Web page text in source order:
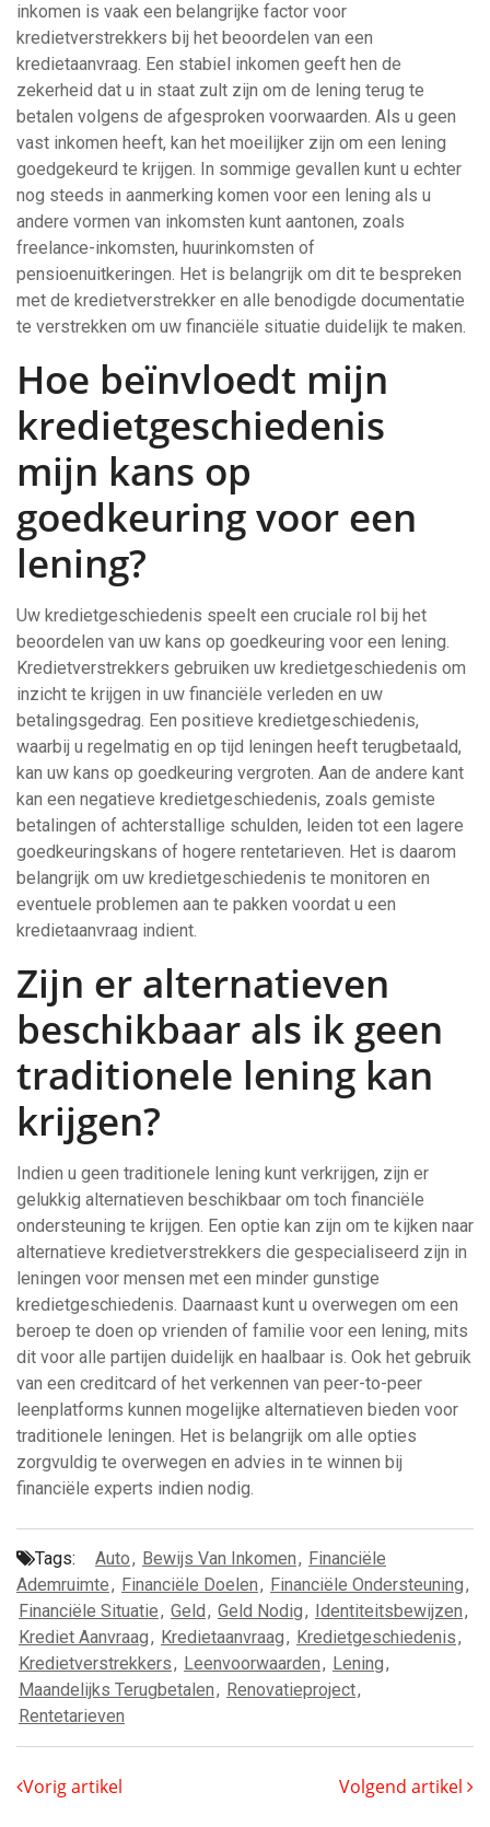
inkomen is vaak een belangrijke factor voor
kredietverstrekkers bij het beoordelen van een
kredietaanvraag. Een stabiel inkomen geeft hen de
zekerheid dat u in staat zult zijn om de lening terug te
betalen volgens de afgesproken voorwaarden. Als u geen
vast inkomen heeft, kan het moeilijker zijn om een lening
goedgekeurd te krijgen. In sommige gevallen kunt u echter
nog steeds in aanmerking komen voor een lening als u
andere vormen van inkomsten kunt aantonen, zoals
freelance-inkomsten, huurinkomsten of
pensioenuitkeringen. Het is belangrijk om dit te bespreken
met de kredietverstrekker en alle benodigde documentatie
te verstrekken om uw financiële situatie duidelijk te maken.
Hoe beïnvloedt mijn
kredietgeschiedenis
mijn kans op
goedkeuring voor een
lening?
Uw kredietgeschiedenis speelt een cruciale rol bij het
beoordelen van uw kans op goedkeuring voor een lening.
Kredietverstrekkers gebruiken uw kredietgeschiedenis om
inzicht te krijgen in uw financiële verleden en uw
betalingsgedrag. Een positieve kredietgeschiedenis,
waarbij u regelmatig en op tijd leningen heeft terugbetaald,
kan uw kans op goedkeuring vergroten. Aan de andere kant
kan een negatieve kredietgeschiedenis, zoals gemiste
betalingen of achterstallige schulden, leiden tot een lagere
goedkeuringskans of hogere rentetarieven. Het is daarom
belangrijk om uw kredietgeschiedenis te monitoren en
eventuele problemen aan te pakken voordat u een
kredietaanvraag indient.
Zijn er alternatieven
beschikbaar als ik geen
traditionele lening kan
krijgen?
Indien u geen traditionele lening kunt verkrijgen, zijn er
gelukkig alternatieven beschikbaar om toch financiële
ondersteuning te krijgen. Een optie kan zijn om te kijken naar
alternatieve kredietverstrekkers die gespecialiseerd zijn in
leningen voor mensen met een minder gunstige
kredietgeschiedenis. Daarnaast kunt u overwegen om een
beroep te doen op vrienden of familie voor een lening, mits
dit voor alle partijen duidelijk en haalbaar is. Ook het gebruik
van een creditcard of het verkennen van peer-to-peer
leenplatforms kunnen mogelijke alternatieven bieden voor
traditionele leningen. Het is belangrijk om alle opties
zorgvuldig te overwegen en advies in te winnen bij
financiële experts indien nodig.
Tags: Auto, Bewijs Van Inkomen, Financiële
Ademruimte, Financiële Doelen, Financiële Ondersteuning,
Financiële Situatie, Geld, Geld Nodig, Identiteitsbewijzen,
Krediet Aanvraag, Kredietaanvraag, Kredietgeschiedenis,
Kredietverstrekkers, Leenvoorwaarden, Lening,
Maandelijks Terugbetalen, Renovatieproject,
Rentetarieven
Vorig artikel Volgend artikel